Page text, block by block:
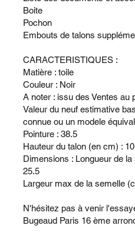
Boite
Pochon
Embouts de talons
CARACTERISTIQUES :
Matière : toile
Couleur : Noir
A noter : issu des Ventes au
Valeur du neuf estimative
connue ou un modele
Pointure : 38.5
Hauteur du talon (en cm) : 10
Dimensions : Longueur de
25.5
Largeur max de la semelle
N'hésitez pas à venir
Bugeaud Paris 16 ème